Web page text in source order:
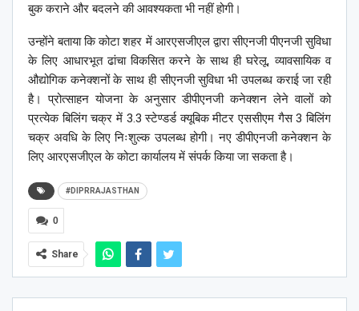
बुक कराने और बदलने की आवश्यकता भी नहीं होगी।
उन्होंने बताया कि कोटा शहर में आरएसजीएल द्वारा सीएनजी पीएनजी सुविधा
के लिए आधारभूत ढांचा विकसित करने के साथ ही घरेलू, व्यावसायिक व
औद्योगिक कनेक्शनों के साथ ही सीएनजी सुविधा भी उपलब्ध कराई जा रही
है। प्रोत्साहन योजना के अनुसार डीपीएनजी कनेक्शन लेने वालों को
प्रत्येक बिलिंग चक्र में 3.3 स्टेण्डर्ड क्यूबिक मीटर एससीएम गैस 3 बिलिंग
चक्र अवधि के लिए निःशुल्क उपलब्ध होगी। नए डीपीएनजी कनेक्शन के
लिए आरएसजीएल के कोटा कार्यालय में संपर्क किया जा सकता है।
#DIPRRAJASTHAN
0
Share